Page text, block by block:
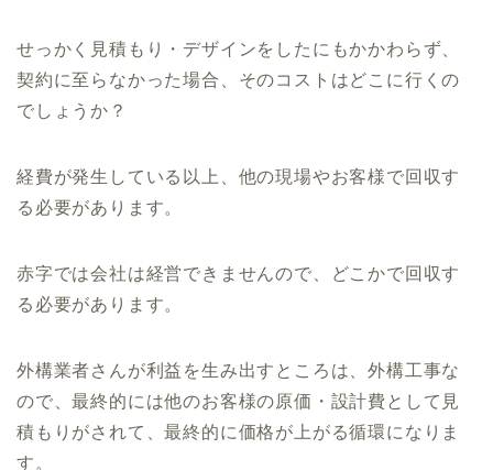
せっかく見積もり・デザインをしたにもかかわらず、
契約に至らなかった場合、そのコストはどこに行くの
でしょうか？
経費が発生している以上、他の現場やお客様で回収す
る必要があります。
赤字では会社は経営できませんので、どこかで回収す
る必要があります。
外構業者さんが利益を生み出すところは、外構工事な
ので、最終的には他のお客様の原価・設計費として見
積もりがされて、最終的に価格が上がる循環になりま
す。